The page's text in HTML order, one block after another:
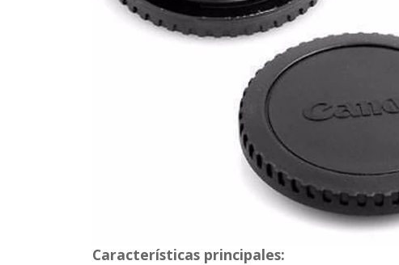
Características principales: